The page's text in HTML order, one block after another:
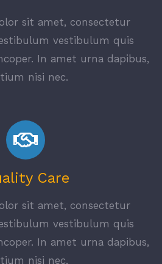
sit amet, consectetur
vestibulum quis
In amet urna dapibus,
nisi nec.
Care
sit amet, consectetur
vestibulum quis
In amet urna dapibus,
nisi nec.